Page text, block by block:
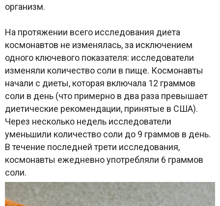
организм.
На протяжении всего исследования диета
космонавтов не изменялась, за исключением
одного ключевого показателя: исследователи
изменяли количество соли в пище. Космонавты
начали с диеты, которая включала 12 граммов
соли в день (что примерно в два раза превышает
диетические рекомендации, принятые в США).
Через несколько недель исследователи
уменьшили количество соли до 9 граммов в день.
В течение последней трети исследования,
космонавты ежедневно употребляли 6 граммов
соли.